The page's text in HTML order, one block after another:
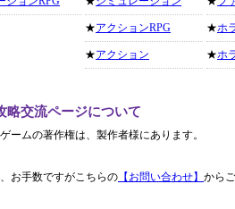
★アクションRPG
★アクション
★ホ
★ホ
略交流ページについて
ームの著作権は、製作者様にあります。
お手数ですがこちらの 【お問い合わせ】 から